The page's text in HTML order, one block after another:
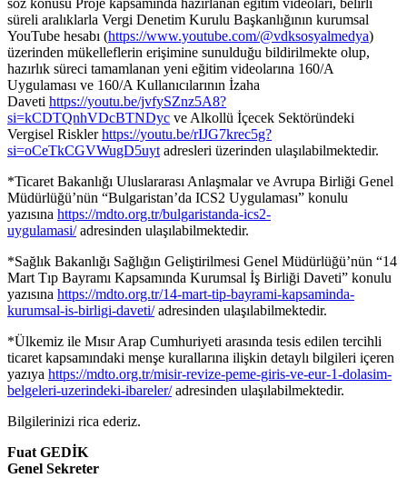
süreli aralıklarla Vergi Denetim Kurulu Başkanlığının kurumsal
YouTube hesabı (https://www.youtube.com/@vdksosyalmedya)
üzerinden mükelleflerin erişimine sunulduğu bildirilmekte olup,
hazırlık süreci tamamlanan yeni eğitim videolarına 160/A
Uygulaması ve 160/A Kullanıcılarının İzaha
Daveti https://youtu.be/jvfySZnz5A8?
si=kCDTQnhVDcBTNDyc ve Alkollü İçecek Sektöründeki
Vergisel Risklerhttps://youtu.be/rIJG7krec5g?
si=oCeTkCGVWugD5uyt adresleri üzerinden ulaşılabilmektedir.
*Ticaret Bakanlığı Uluslararası Anlaşmalar ve Avrupa Birliği Genel
Müdürlüğü’nün “Bulgaristan’da ICS2 Uygulaması” konulu
yazısına https://mdto.org.tr/bulgaristanda-ics2-
uygulamasi/adresinden ulaşılabilmektedir.
*Sağlık Bakanlığı Sağlığın Geliştirilmesi Genel Müdürlüğü’nün “14
Mart Tıp Bayramı Kapsamında Kurumsal İş Birliği Daveti” konulu
yazısına https://mdto.org.tr/14-mart-tip-bayrami-kapsaminda-
kurumsal-is-birligi-daveti/adresinden ulaşılabilmektedir.
*Ülkemiz ile Mısır Arap Cumhuriyeti arasında tesis edilen tercihli
ticaret kapsamındaki menşe kurallarına ilişkin detaylı bilgileri içeren
yazıya https://mdto.org.tr/misir-revize-peme-giris-ve-eur-1-dolasim-
belgeleri-uzerindeki-ibareler/adresinden ulaşılabilmektedir.
Bilgilerinizi rica ederiz.
Fuat GEDİK
Genel Sekreter